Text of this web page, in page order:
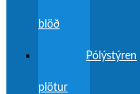
blöð
Pólýstýren
plötur